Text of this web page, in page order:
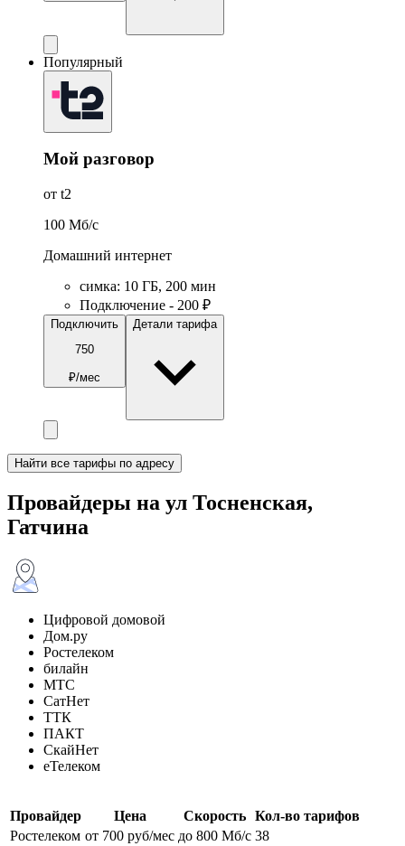
Популярный
Мой разговор
от t2
100 Мб/c
Домашний интернет
симка: 10 ГБ, 200 мин
Подключение - 200 ₽
Подключить
750
₽/мес
Детали тарифа
Найти все тарифы по адресу
Провайдеры на ул Тосненская,
Гатчина
Цифровой домовой
Дом.ру
Ростелеком
билайн
МТС
СатНет
ТТК
ПАКТ
СкайНет
еТелеком
Провайдер Цена Скорость Кол-во тарифов
Ростелеком от 700 руб/мес до 800 Мб/с 38